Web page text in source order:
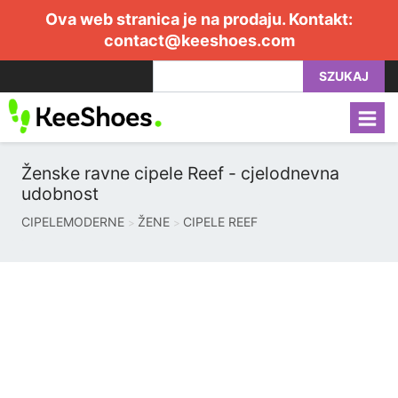
Ova web stranica je na prodaju. Kontakt:
contact@keeshoes.com
SZUKAJ
Ženske ravne cipele Reef - cjelodnevna
udobnost
CIPELEMODERNE ŽENE CIPELE REEF